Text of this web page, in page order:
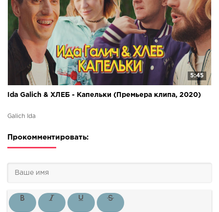
5:45
Ida Galich & ХЛЕБ - Капельки (Премьера клипа, 2020)
Galich Ida
Прокомментировать: